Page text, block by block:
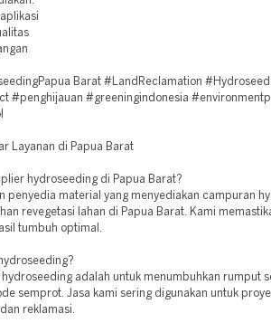
Barat #LandReclamation #Hydroseed
#penghijauan #greeningindonesia
Layanan di Papua Barat
hydroseeding di Papua Barat?
penyedia material yang menyediakan campuran
revegetasi lahan di Papua Barat. Kami
tumbuh optimal.
hydroseeding adalah untuk menumbuhkan rumput
semprot. Jasa kami sering digunakan untuk
reklamasi.